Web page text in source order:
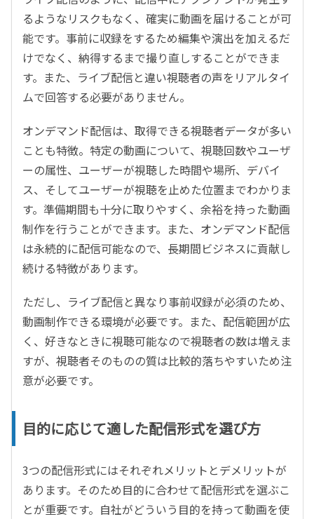
るようなリスクもなく、確実に動画を届けることが可
能です。事前に収録をするため編集や演出を加えるだ
けでなく、納得するまで撮り直しすることができま
す。また、ライブ配信と違い視聴者の声をリアルタイ
ムで回答する必要がありません。
オンデマンド配信は、取得できる視聴者データが多い
ことも特徴。特定の動画について、視聴回数やユーザ
ーの属性、ユーザーが視聴した時間や場所、デバイ
ス、そしてユーザーが視聴を止めた位置までわかりま
す。準備期間も十分に取りやすく、余裕を持った動画
制作を行うことができます。また、オンデマンド配信
は永続的に配信可能なので、長期間ビジネスに貢献し
続ける特徴があります。
ただし、ライブ配信と異なり事前収録が必須のため、
動画制作できる環境が必要です。また、配信範囲が広
く、好きなときに視聴可能なので視聴者の数は増えま
すが、視聴者そのものの質は比較的落ちやすいため注
意が必要です。
目的に応じて適した配信形式を選び方
3つの配信形式にはそれぞれメリットとデメリットが
あります。そのため目的に合わせて配信形式を選ぶこ
とが重要です。自社がどういう目的を持って動画を使